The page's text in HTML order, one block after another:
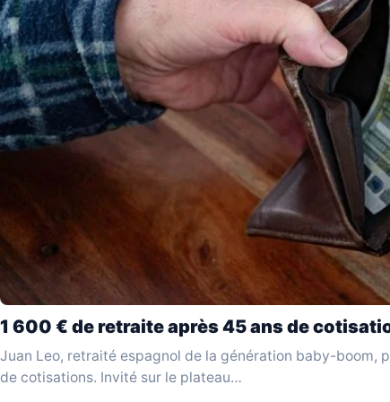
1 600 € de retraite après 45 ans de
Juan Leo, retraité espagnol de la génération baby-boom,
de cotisations. Invité sur le plateau…